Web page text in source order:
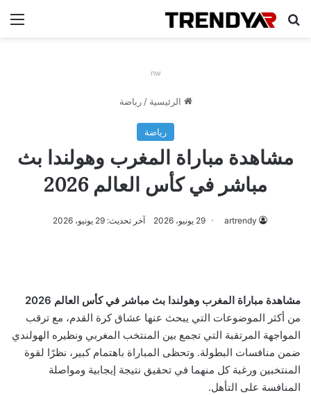
بحث عن
nw
الرئيسية / رياضة
رياضة
مشاهدة مباراة المغرب وهولندا بث
مباشر في كأس العالم 2026
artrendy 29 يونيو، 2026 آخر تحديث: 29 يونيو، 2026
مشاهدة مباراة المغرب وهولندا بث مباشر في كأس العالم 2026
من أكثر الموضوعات التي يبحث عنها عشاق كرة القدم، مع ترقب
المواجهة المرتقبة التي تجمع بين المنتخب المغربي ونظيره الهولندي
ضمن منافسات البطولة. وتحظى المباراة باهتمام كبير، نظرًا لقوة
المنتخبين ورغبة كل منهما في تحقيق نتيجة إيجابية ومواصلة
المنافسة على التأهل.